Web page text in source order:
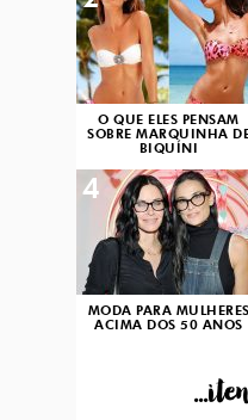
O QUE ELES PENSAM
SOBRE MARQUINHA
BIQUÍNI
MODA PARA MULHERES
ACIMA DOS 50 ANOS
4